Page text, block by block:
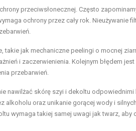
przeciwsłonecznej. Często
ochrony przez cały rok. Nieużywanie
takie jak mechaniczne peelingi o mocnej
i zaczerwienienia. Kolejnym błędem
przebarwień.
nawilżać skórę szyi i dekoltu
alkoholu oraz unikanie gorącej wody i
wymaga takiej samej uwagi jak twarz, aby